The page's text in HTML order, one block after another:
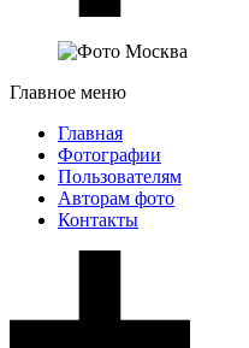
Главное меню
Главная
Фотографии
Пользователям
Авторам фото
Контакты